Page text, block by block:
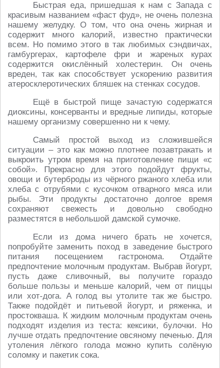
Быстрая еда, пришедшая к нам с Запада с
красивым названием «фаст фуд», не очень полезна
нашему желудку. О том, что она очень жирная и
содержит много калорий, известно практически
всем. Но помимо этого в так любимых сэндвичах,
гамбургерах, картофеле фри и жареных курах
содержится окислённый холестерин. Он очень
вреден, так как способствует ускорению развития
атеросклеротических бляшек на стенках сосудов.
Ещё в быстрой пище зачастую содержатся
диоксины, консерванты и вредные липиды, которые
нашему организму совершенно ни к чему.
Самый простой выход из сложившейся
ситуации – это как можно плотнее позавтракать и
выкроить утром время на приготовление пищи «с
собой». Прекрасно для этого подойдут фрукты,
овощи и бутерброды из чёрного ржаного хлеба или
хлеба с отрубями с кусочком отварного мяса или
рыбы. Эти продукты достаточно долгое время
сохраняют свежесть и довольно свободно
разместятся в небольшой дамской сумочке.
Если из дома ничего брать не хочется,
попробуйте заменить поход в заведение быстрого
питания посещением гастронома. Отдайте
предпочтение молочным продуктам. Выбрав йогурт,
пусть даже сливочный, вы получите гораздо
больше пользы и меньше калорий, чем от пиццы
или хот-дога. А голод вы утолите так же быстро.
Также подойдёт и питьевой йогурт, и ряженка, и
простокваша. К жидким молочным продуктам очень
подходят изделия из теста: кексики, булочки. Но
лучше отдать предпочтение овсяному печенью. Для
утоления лёгкого голода можно купить солёную
соломку и пакетик сока.